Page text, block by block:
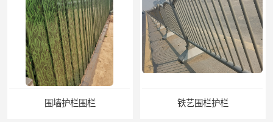
铁艺围栏护栏 悬臂式标志杆